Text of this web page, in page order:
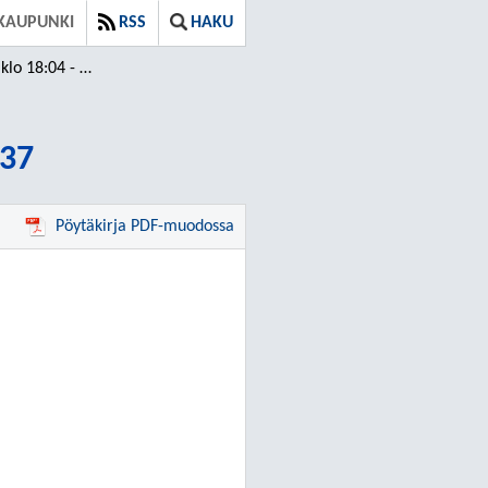
RSS HAKU
- 18:37
Pöytäkirja PDF-muodossa